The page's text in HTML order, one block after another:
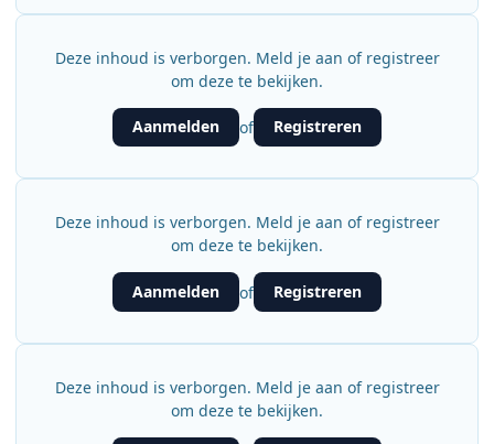
Deze inhoud is verborgen. Meld je aan of registreer
om deze te bekijken.
Aanmelden of Registreren
Deze inhoud is verborgen. Meld je aan of registreer
om deze te bekijken.
Aanmelden of Registreren
Deze inhoud is verborgen. Meld je aan of registreer
om deze te bekijken.